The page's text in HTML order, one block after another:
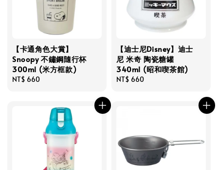
【卡通角色大賞】
Snoopy 不鏽鋼隨行杯
300ml (米方框款)
Regular
NT$ 660
【迪士尼Disney】迪士
尼 米奇 陶瓷糖罐
340ml (昭和喫茶館)
Regular
NT$ 660